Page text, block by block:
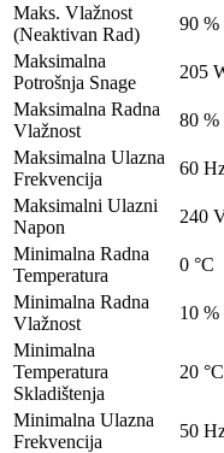
Maks. Vlažnost
(Neaktivan Rad)
90 %
Maksimalna
Potrošnja Snage
205
Maksimalna Radna
Vlažnost
80 %
Maksimalna Ulazna
Frekvencija
60
Maksimalni Ulazni
Napon
240
Minimalna Radna
Temperatura
0 °C
Minimalna Radna
Vlažnost
10 %
Minimalna
Temperatura
Skladištenja
20 °C
Minimalna Ulazna
Frekvencija
50